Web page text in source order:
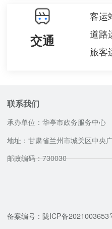
交通
客运
道路
旅客
联系我们
承办单位：华亭市政务服务中心
地址：甘肃省兰州市城关区中央
邮政编码：730030
备案编号：陇ICP备2021003653